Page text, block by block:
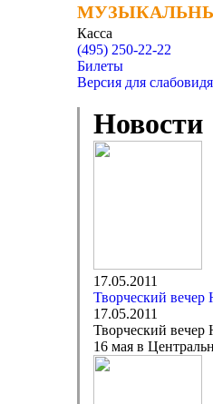
Касса
(495) 250-22-22
Билеты
Версия для
Новости
17.05.2011
Творческий
17.05.2011
Творческий
16 мая в